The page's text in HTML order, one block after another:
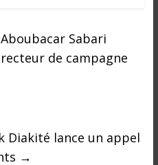
Sabari
de campagne
Diakité lance un appel
→